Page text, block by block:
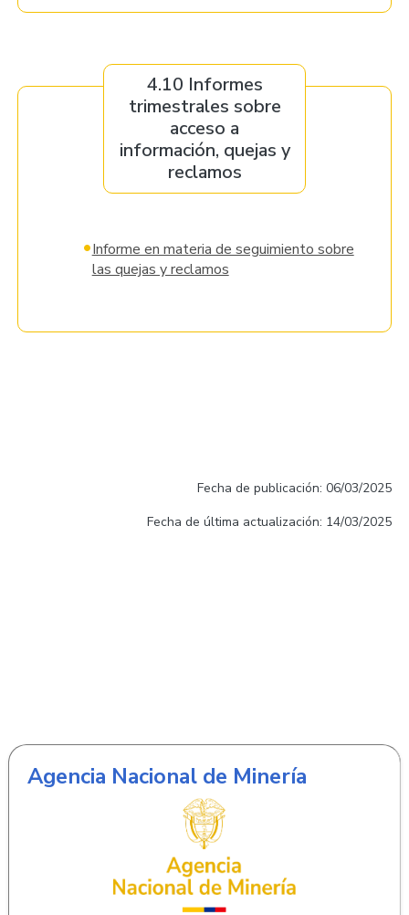
4.10 Informes
trimestrales sobre
acceso a
información, quejas y
reclamos
•Informe en materia de seguimiento sobre
las quejas y reclamos
Fecha de publicación: 06/03/2025
Fecha de última actualización: 14/03/2025
Agencia Nacional de Minería